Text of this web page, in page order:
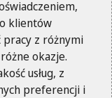
klientów
pracy z różnymi
okazje.
usług, z
preferencji i